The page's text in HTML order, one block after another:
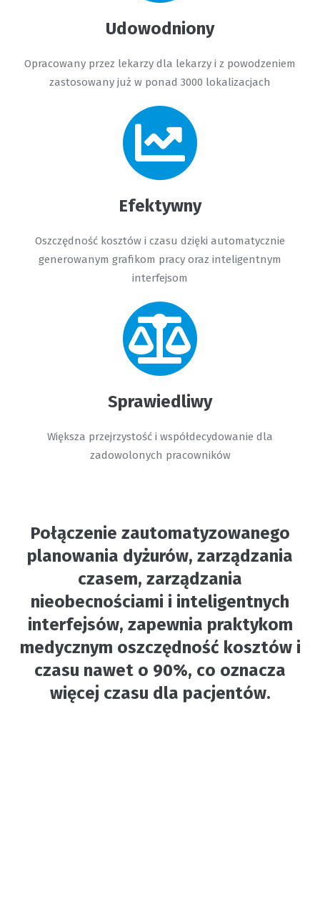
Udowodniony
Opracowany przez lekarzy dla lekarzy i z powodzeniem
zastosowany już w ponad 3000 lokalizacjach
Efektywny
Oszczędność kosztów i czasu dzięki automatycznie
generowanym grafikom pracy oraz inteligentnym
interfejsom
Sprawiedliwy
Większa przejrzystość i współdecydowanie dla
zadowolonych pracowników
Połączenie zautomatyzowanego
planowania dyżurów, zarządzania
czasem, zarządzania
nieobecnościami i inteligentnych
interfejsów, zapewnia praktykom
medycznym oszczędność kosztów i
czasu nawet o 90%, co oznacza
więcej czasu dla pacjentów.